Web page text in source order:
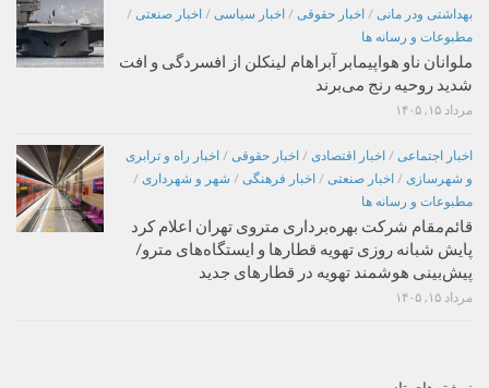
بهداشتی ودر مانی / اخبار حقوقی / اخبار سیاسی / اخبار صنعتی /
مطبوعات و رسانه ها
ملوانان ناو هواپیمابر آبراهام لینکلن از افسردگی و افت
شدید روحیه رنج می‌برند
مرداد ۱۵, ۱۴۰۵
اخبار اجتماعی / اخبار اقتصادی / اخبار حقوقی / اخبار راه و ترابری
و شهرسازی / اخبار صنعتی / اخبار فرهنگی / شهر و شهرداری /
مطبوعات و رسانه ها
قائم‌مقام شرکت بهره‌برداری متروی تهران اعلام کرد
پایش شبانه روزی تهویه قطارها و ایستگاه‌های مترو/
پیش‌بینی هوشمند تهویه در قطارهای جدید
مرداد ۱۵, ۱۴۰۵